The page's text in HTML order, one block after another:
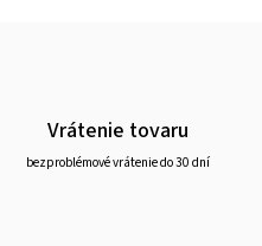
Vrátenie tovaru
bezproblémové vrátenie do 30 dní